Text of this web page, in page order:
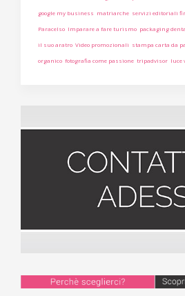
google my business matriarche servizi editoriali
Paracelso Imparare a fare turismo packaging
il suo aratro Video promozionali stampa carta da
organico fotografia come passione tripadvisor luce